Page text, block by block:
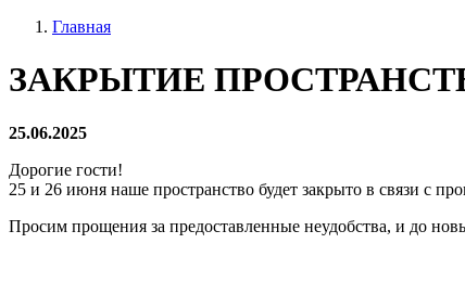
Главная
ЗАКРЫТИЕ
25.06.2025
Дорогие гости!
25 и 26 июня наше пространство будет закрыто в связи с
Просим прощения за предоставленные неудобства, и до